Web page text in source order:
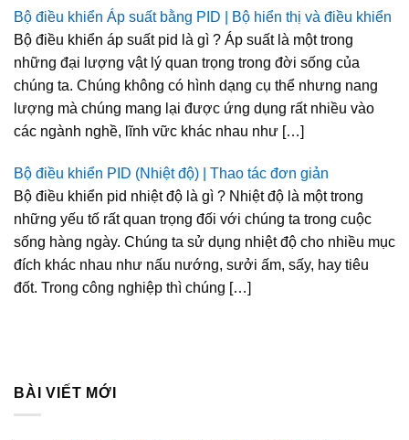
Bộ điều khiển Áp suất bằng PID | Bộ hiển thị và điều khiển
Bộ điều khiển áp suất pid là gì ? Áp suất là một trong
những đại lượng vật lý quan trọng trong đời sống của
chúng ta. Chúng không có hình dạng cụ thể nhưng nang
lượng mà chúng mang lại được ứng dụng rất nhiều vào
các ngành nghề, lĩnh vữc khác nhau như […]
Bộ điều khiển PID (Nhiệt độ) | Thao tác đơn giản
Bộ điều khiển pid nhiệt độ là gì ? Nhiệt độ là một trong
những yếu tố rất quan trọng đối với chúng ta trong cuộc
sống hàng ngày. Chúng ta sử dụng nhiệt độ cho nhiều mục
đích khác nhau như nấu nướng, sưởi ấm, sấy, hay tiêu
đốt. Trong công nghiệp thì chúng […]
BÀI VIẾT MỚI